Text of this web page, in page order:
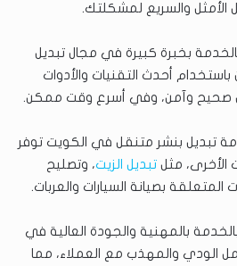
والسريع لمشكلتك.
بخبرة كبيرة في مجال تبديل
أحدث التقنيات والأدوات
صحيح وآمن، وفي أسرع وقت ممكن.
تبديل بنشر متنقل في الكويت توفر
الأخرى، مثل تبديل الزيت، وتصليح
المتعلقة بصيانة السيارات والعربات.
بالمهنية والجودة العالية في
الودي والمهذب مع العملاء، مما